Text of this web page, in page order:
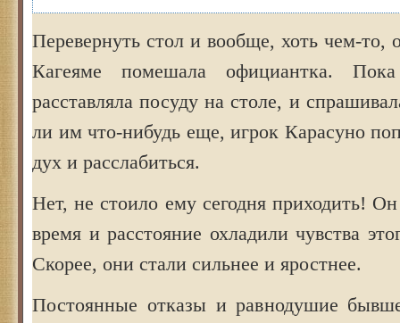
Перевернуть стол и вообще, хоть чем-то,
Кагеяме помешала официантка.
расставляла посуду на столе, и
ли им что-нибудь еще, игрок Карасуно
дух и расслабиться.
Нет, не стоило ему сегодня приходить!
время и расстояние охладили чувства
Скорее, они стали сильнее и яростнее.
Постоянные отказы и равнодушие